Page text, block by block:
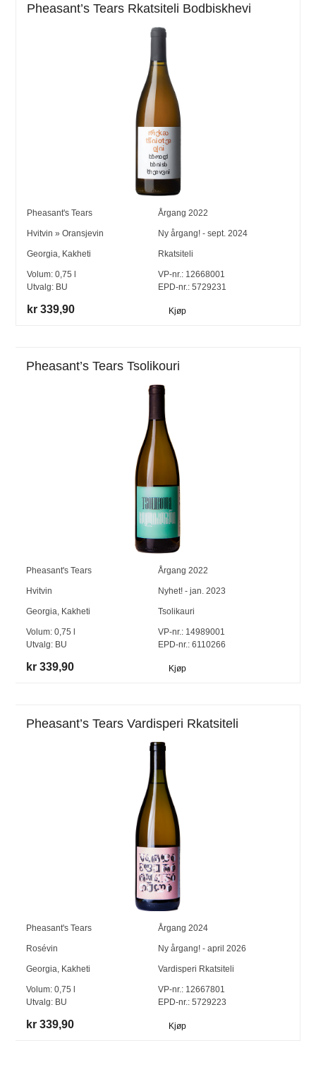
Pheasant’s Tears Rkatsiteli Bodbiskhevi
Pheasant's Tears Årgang 2022
Hvitvin »Oransjevin Ny årgang! - sept. 2024
Georgia, Kakheti Rkatsiteli
Volum:0,75
Utvalg: BU
VP-nr.: 12668001
EPD-nr.: 5729231
kr 339,90 Kjøp
Pheasant’s Tears Tsolikouri
Pheasant's Tears Årgang 2022
Hvitvin Nyhet! - jan. 2023
Georgia, Kakheti Tsolikauri
Volum:0,75
Utvalg: BU
VP-nr.:14989001
EPD-nr.: 6110266
kr 339,90 Kjøp
Pheasant’s Tears Vardisperi Rkatsiteli
Pheasant's Tears Årgang 2024
Rosévin Ny årgang! - april 2026
Georgia, Kakheti Vardisperi Rkatsiteli
Volum:0,75
Utvalg: BU
VP-nr.:12667801
EPD-nr.: 5729223
kr 339,90 Kjøp